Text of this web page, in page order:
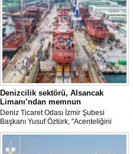
Denizcilik sektörü, Alsancak
Limanı’ndan memnun
Deniz Ticaret Odası İzmir Şubesi
Başkanı Yusuf Öztürk, "Acenteliğini
yaptığımız gemi sayesinde süreci
baştan sona takip etme fırsatı buldum.
İlk günden itibaren hizmet anlayışındaki